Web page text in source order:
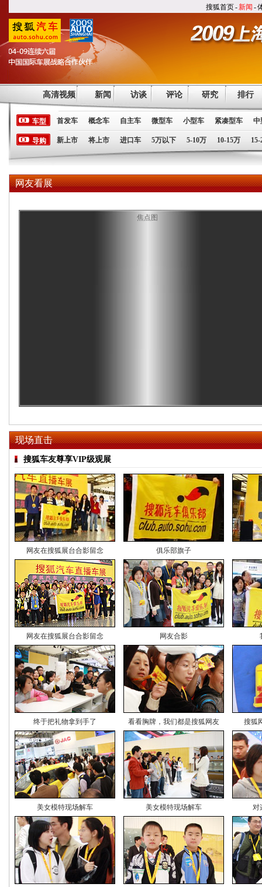
搜狐首页-新闻 -
高清视频 新闻 访谈 评论 研究 排行
车型 首发车 概念车 自主车 微型车 小型车 紧凑型车 中
导购 新上市 将上市 进口车 5万以下 5-10万 10-15万
网友看展
焦点图
现场直击
搜狐车友尊享VIP级观展
网友在搜狐展台合影留念 俱乐部旗子
网友在搜狐展台合影留念 网友合影
终于把礼物拿到手了 看看胸牌，我们都是搜狐网友 搜狐
美女模特现场解车 美女模特现场解车 对